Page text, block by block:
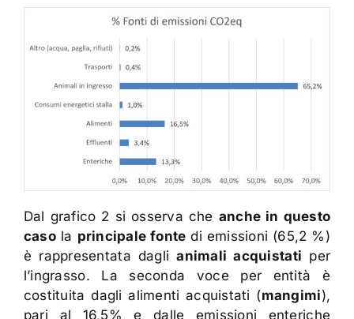
Dal grafico 2 si osserva che anche in questo
caso la principale fonte di emissioni (65,2 %)
è rappresentata daglianimali acquistati per
l’ingrasso. La seconda voce per entità è
costituita dagli alimenti acquistati (mangimi),
pari al 16,5% e dalle emissioni enteriche